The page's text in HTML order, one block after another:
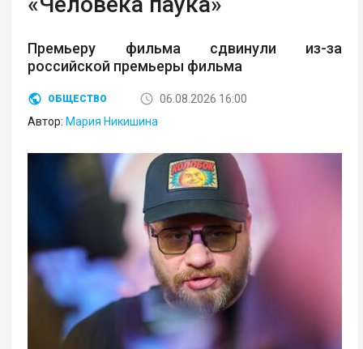
Премьеру фильма сдвинули из-за
российской премьеры фильма
ОБЩЕСТВО
06.08.2026 16:00
Автор: Мария Никишина